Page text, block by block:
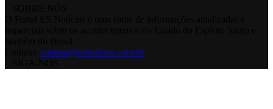
contato@esnoticias.com.br